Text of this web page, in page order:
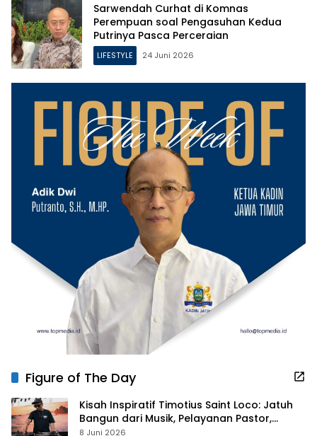
Sarwendah Curhat di Komnas
Perempuan soal Pengasuhan Kedua
Putrinya Pasca Perceraian
LIFESTYLE 24 Juni 2026
Figure of The Day
Kisah Inspiratif Timotius Saint Loco: Jatuh
Bangun dari Musik, Pelayanan Pastor,
hingga Gurita Bisnis Sambal Babon
8 Juni 2026